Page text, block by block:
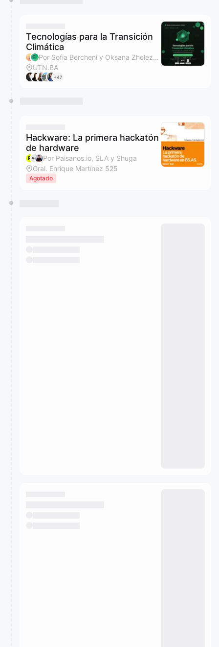
Tecnologías para la Transición
Climática
Por Sofia Bercheni y Oksana Zheleznova
UTN.BA
+47
Hackware: La primera hackatón
de hardware
Por Paisanos.io, SLA y Shuga
Gral. Enrique Martínez 525
Agotado